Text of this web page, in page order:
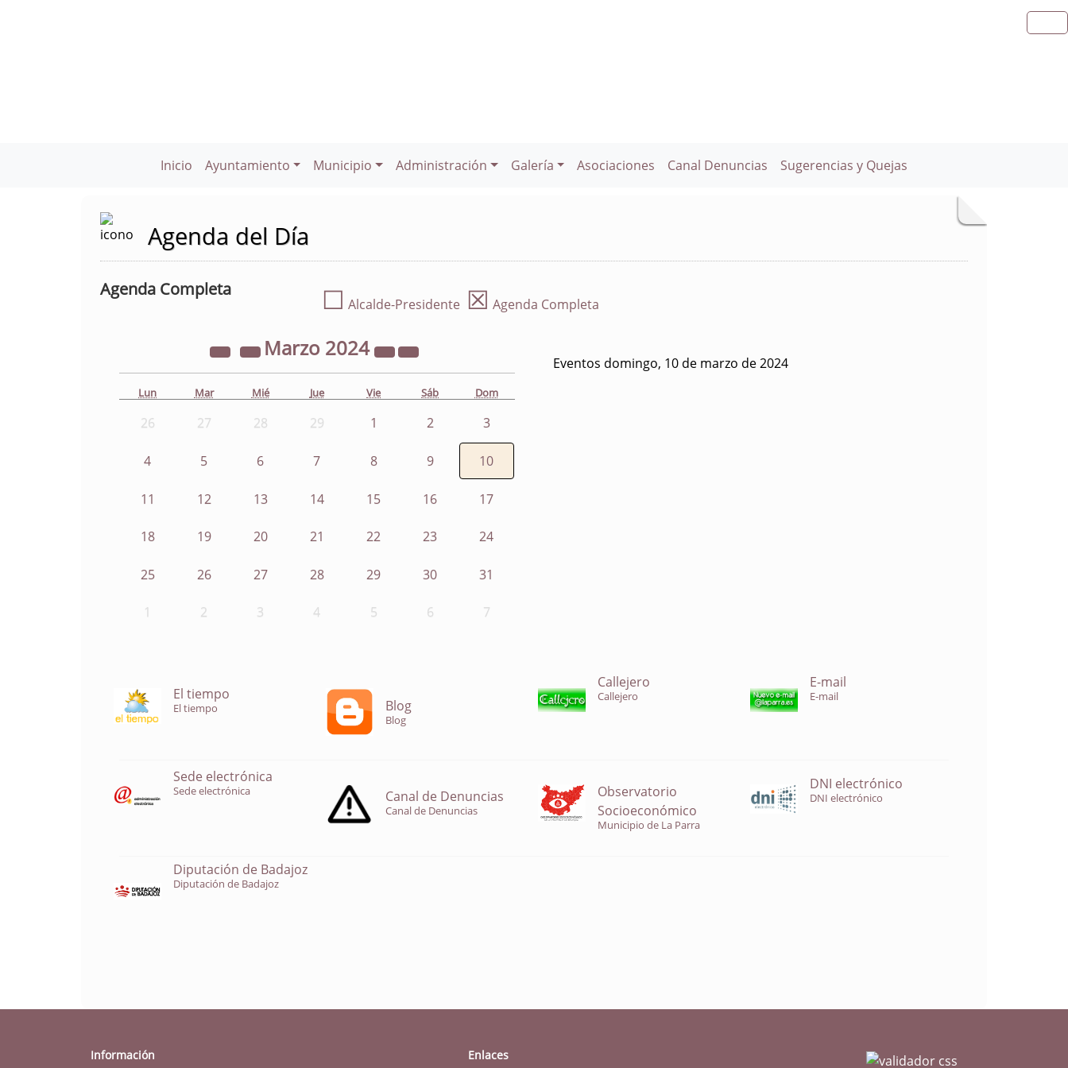
Inicio Ayuntamiento Municipio Administración Galería Asociaciones Canal Denuncias Sugerencias y Quejas
Agenda del Día
Agenda Completa ☐ Alcalde-Presidente ☒ Agenda Completa
Marzo 2024
Lun Mar Mié Jue Vie Sáb Dom
26 27 28 29 1 2 3
4 5 6 7 8 9 10
11 12 13 14 15 16 17
18 19 20 21 22 23 24
25 26 27 28 29 30 31
1 2 3 4 5 6 7
Eventos domingo, 10 de marzo de 2024
El tiempo
El tiempo Blog
Blog
Callejero
Callejero
E-mail
E-mail
Sede electrónica
Sede electrónica Canal de Denuncias
Canal de Denuncias
Observatorio
Socioeconómico
Municipio de La Parra
DNI electrónico
DNI electrónico
Diputación de Badajoz
Diputación de Badajoz
Información Enlaces